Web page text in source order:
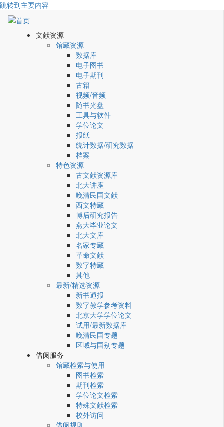
跳转到主要内容
文献资源
馆藏资源
数据库
电子图书
电子期刊
古籍
视频/音频
随书光盘
工具与软件
学位论文
报纸
统计数据/研究数据
档案
特色资源
古文献资源库
北大讲座
晚清民国文献
西文特藏
博后研究报告
燕大毕业论文
北大文库
名家专藏
革命文献
数字特藏
其他
最新/精选资源
新书通报
数字教学参考资料
北京大学学位论文
试用/最新数据库
晚清民国专题
区域与国别专题
借阅服务
馆藏检索与使用
图书检索
期刊检索
学位论文检索
特殊文献检索
校外访问